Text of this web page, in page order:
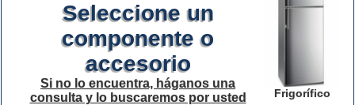
Frigorífico
Seleccione un
componente o
accesorio
Si no lo encuentra, háganos una
consulta y lo buscaremos por usted